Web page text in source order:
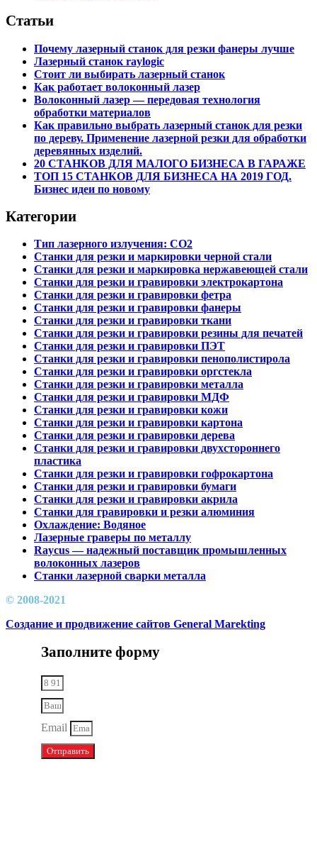
Статьи
Почему лазерный станок для резки фанеры лучше
Лазерный станок raylogic
Стоит ли выбирать лазерный станок
Как работает волоконный лазер
Волоконный лазер — передовая технология
обработки материалов
Как правильно выбрать лазерный станок для резки
по дереву. Применение лазерной резки для обработки
деревянных изделий.
20 СТАНКОВ ДЛЯ МАЛОГО БИЗНЕСА В ГАРАЖЕ
ТОП 15 СТАНКОВ ДЛЯ БИЗНЕСА НА 2019 ГОД.
Бизнес идеи по новому
Категории
Тип лазерного излучения: СО2
Станки для резки и маркировки черной стали
Станки для резки и маркировка нержавеющей стали
Станки для резки и гравировки электрокартона
Станки для резки и гравировки фетра
Станки для резки и гравировки фанеры
Станки для резки и гравировки ткани
Станки для резки и гравировки резины для печатей
Станки для резки и гравировки ПЭТ
Станки для резки и гравировки пенополистирола
Станки для резки и гравировки оргстекла
Станки для резки и гравировки металла
Станки для резки и гравировки МДФ
Станки для резки и гравировки кожи
Станки для резки и гравировки картона
Станки для резки и гравировки дерева
Станки для резки и гравировки двухстороннего
пластика
Станки для резки и гравировки гофрокартона
Станки для резки и гравировки бумаги
Станки для резки и гравировки акрила
Станки для гравировки и резки алюминия
Охлаждение: Водяное
Лазерные граверы по металлу
Raycus — надежный поставщик промышленных
волоконных лазеров
Cтанки лазерной сварки металла
© 2008-2021
Создание и продвижение сайтов General Marekting
Заполните форму
Email
Отправить